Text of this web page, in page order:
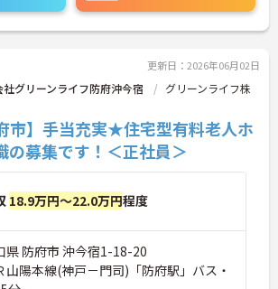
更新日：2026年06月02日
グリーンライフ防府沖今宿
グリーンライフ株
市】手当充実★住宅型有料老人ホ
の募集です！＜正社員＞
18.9万円～22.0万円程度
県 防府市 沖今宿1-18-20
山陽本線(神戸－門司)「防府駅」バス・